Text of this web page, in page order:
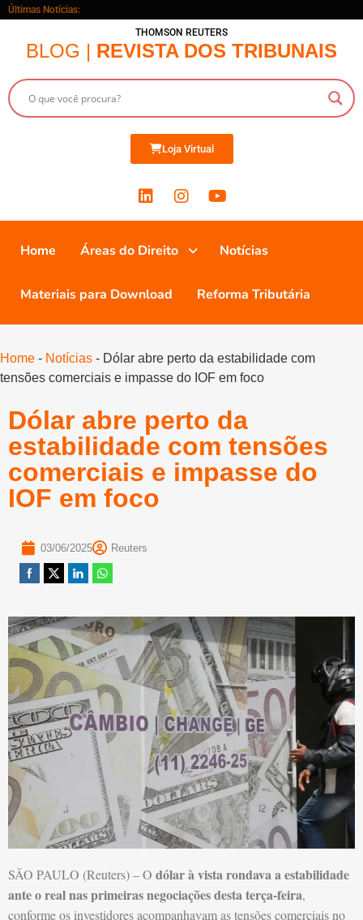
Últimas Notícias:
THOMSON REUTERS
BLOG | REVISTA DOS TRIBUNAIS
Loja Virtual
Home Áreas do Direito Notícias
Materiais para Download Reforma Tributária
Home - Notícias - Dólar abre perto da estabilidade com
tensões comerciais e impasse do IOF em foco
Dólar abre perto da
estabilidade com tensões
comerciais e impasse do
IOF em foco
03/06/2025 Reuters
SÃO PAULO (Reuters) – O dólar à vista rondava a estabilidade
ante o real nas primeiras negociações desta terça-feira,
conforme os investidores acompanhavam as tensões comerciais no